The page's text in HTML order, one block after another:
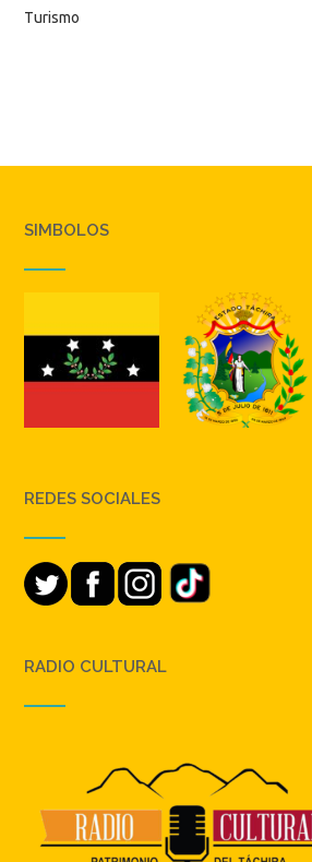
Turismo
SIMBOLOS
REDES SOCIALES
RADIO CULTURAL